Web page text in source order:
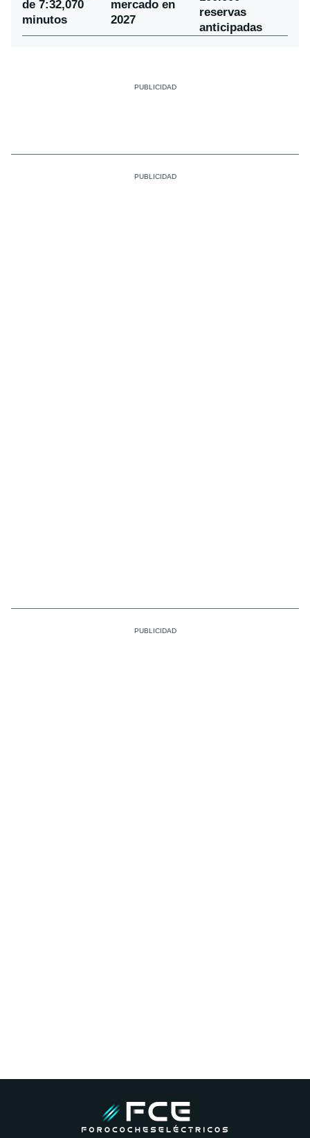
de 7:32,070
minutos
mercado en
2027
reservas
anticipadas